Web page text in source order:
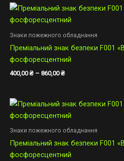
Знаки пожежного обладнання
Преміальний знак безпеки F001
фосфоресцентний
400,00₴ – 860,00₴
Діапазон
від
400,00 ₴
до
860,00 ₴
Знаки пожежного обладнання
Преміальний знак безпеки F001
фосфоресцентний
Діапазон
від
650,00 ₴
до
1
270,00 ₴